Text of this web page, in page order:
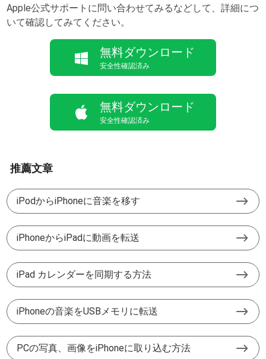
Apple公式サポートに問い合わせてみるなどして、詳細につ
いて確認してみてください。
無料ダウンロード
安全性確認済み
無料ダウンロード
安全性確認済み
推薦文章
iPodからiPhoneに音楽を移す
iPhoneからiPadに動画を転送
iPad カレンダーを同期する方法
iPhoneの音楽をUSBメモリに転送
PCの写真、画像をiPhoneに取り込む方法